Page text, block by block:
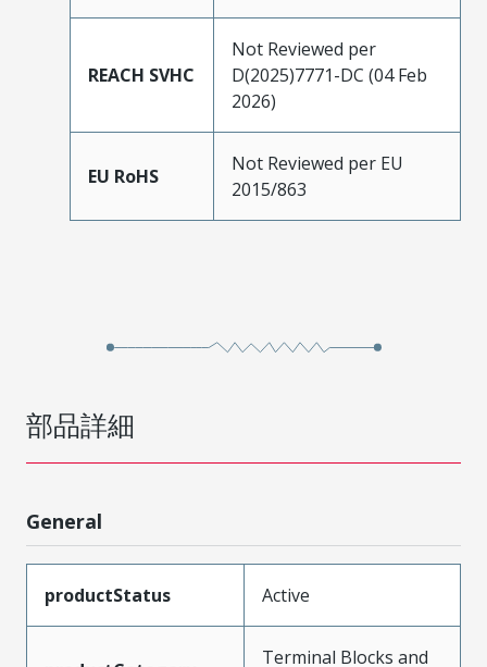
REACH SVHC
Not Reviewed per
D(2025)7771-DC (04 Feb
2026)
EU RoHS
Not Reviewed per EU
2015/863
部品詳細
General
productStatus Active
Terminal Blocks and